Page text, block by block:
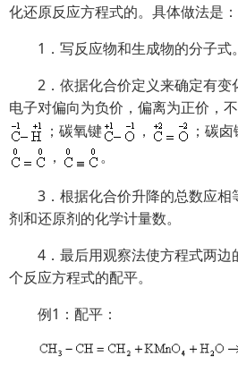
化还原反应方程式的。具体做法是：
1．写反应物和生成物的分子式。
2．依据化合价定义来确定有
电子对偏向为负价，偏离为正价，
；碳氧键
， ；碳
，
。
3．根据化合价升降的总数应
剂和还原剂的化学计量数。
4．最后用观察法使方程式两
个反应方程式的配平。
例1：配平：